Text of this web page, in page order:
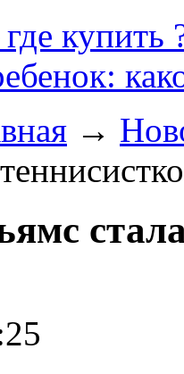
купить
→